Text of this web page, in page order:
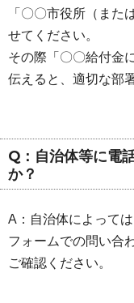
「〇〇市役所（また
せてください。
その際「〇〇給付金
伝えると、適切な部
Q：自治体等に電
か？
A：自治体によって
フォームでの問い合
ご確認ください。